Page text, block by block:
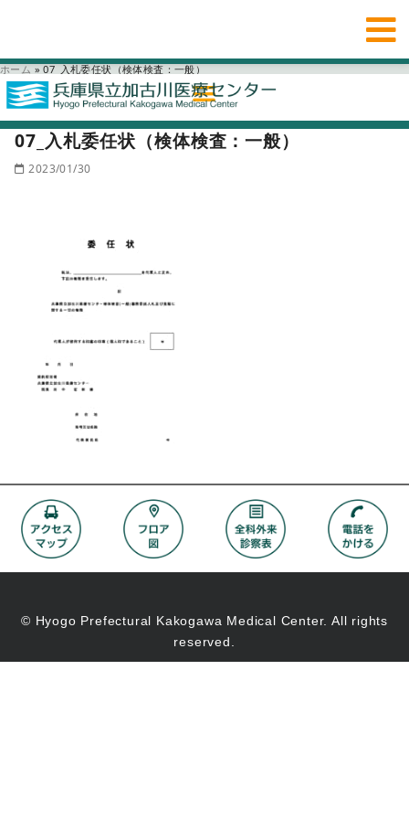
ホーム » 07_入札委任状（検体検査：一般）
07_入札委任状（検体検査：一般）
2023/01/30
© Hyogo Prefectural Kakogawa Medical Center. All rights
reserved.